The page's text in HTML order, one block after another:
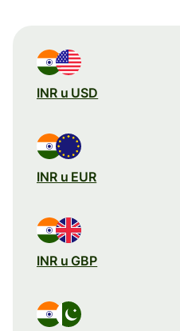
INR u USD
INR u EUR
INR u GBP